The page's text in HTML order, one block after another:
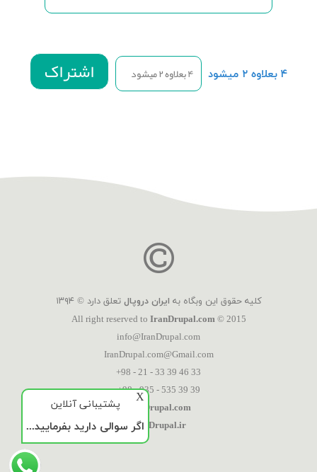
۴ بعلاوه ۲ میشود
کلیه حقوق این وبگاه به ایران دروپال تعلق دارد © ۱۳۹۴
All right reserved to IranDrupal.com© 2015
info@IranDrupal.com
IranDrupal.com@Gmail.com
+98 - 21 - 33 39 46 33
+98 - 935 - 535 39 39
IranDrupal.com
IranDrupal.ir
X
پشتیبانی آنلاین
اگر سوالی دارید بفرمایید...